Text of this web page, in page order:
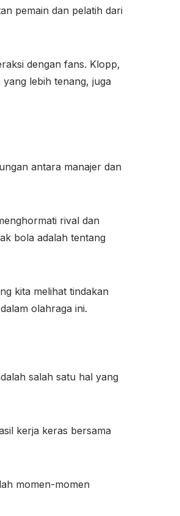
pemain dan pelatih dari
dengan fans. Klopp,
lebih tenang, juga
antara manajer dan
rival dan
bola adalah tentang
kita melihat tindakan
olahraga ini.
salah satu hal yang
kerja keras bersama
momen-momen